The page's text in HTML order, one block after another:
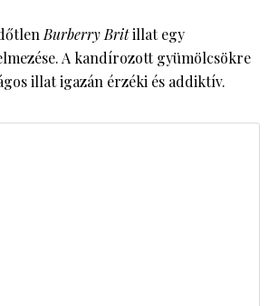
Burberry Britillat egy
A kandírozott gyümölcsökre
illat igazán érzéki és addiktív.